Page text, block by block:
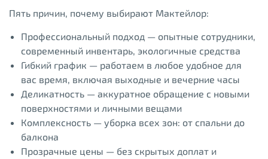
Пять причин, почему выбирают Мактейлор:
Профессиональный подход — опытные сотрудники,
современный инвентарь, экологичные средства
Гибкий график — работаем в любое удобное для
вас время, включая выходные и вечерние часы
Деликатность — аккуратное обращение с новыми
поверхностями и личными вещами
Комплексность — уборка всех зон: от спальни до
балкона
Прозрачные цены — без скрытых доплат и